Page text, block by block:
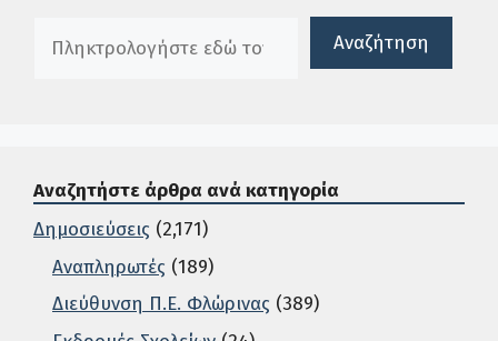
Αναζήτηση
Αναζητήστε άρθρα ανά κατηγορία
Δημοσιεύσεις (2,171)
Αναπληρωτές (189)
Διεύθυνση Π.Ε. Φλώρινας (389)